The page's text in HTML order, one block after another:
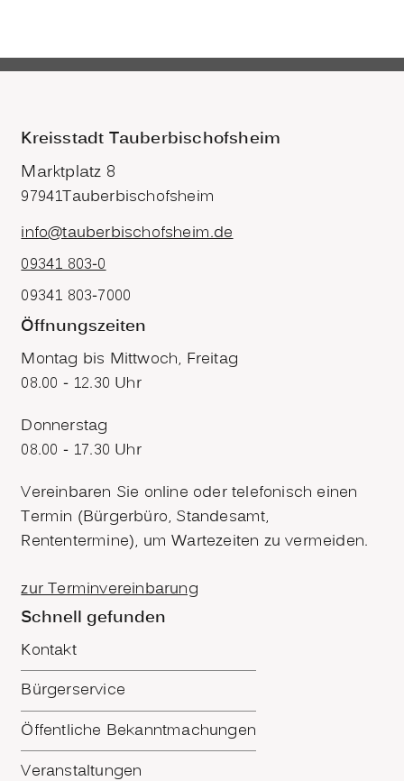
Kreisstadt Tauberbischofsheim
Marktplatz 8
97941Tauberbischofsheim
info@tauberbischofsheim.de
09341 803-0
09341 803-7000
Öffnungszeiten
Montag bis Mittwoch, Freitag
08.00 - 12.30 Uhr
Donnerstag
08.00 - 17.30 Uhr
Vereinbaren Sie online oder telefonisch einen
Termin (Bürgerbüro, Standesamt,
Rententermine), um Wartezeiten zu vermeiden.
zur Terminvereinbarung
Schnell gefunden
Kontakt
Bürgerservice
Öffentliche Bekanntmachungen
Veranstaltungen